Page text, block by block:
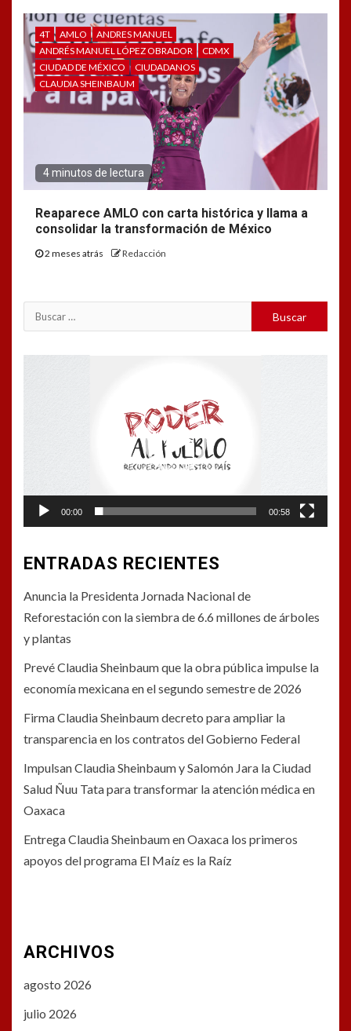
4T AMLO
ANDRES MANUEL
ANDRÉS MANUEL LÓPEZ OBRADOR
CDMX
CIUDAD DE MÉXICO
CIUDADANOS
CLAUDIA SHEINBAUM
4 minutos de lectura
Reaparece AMLO con carta histórica y llama a
consolidar la transformación de México
2 meses atrás Redacción
Buscar:
00:00 00:58
ENTRADAS RECIENTES
Anuncia la Presidenta Jornada Nacional de
Reforestación con la siembra de 6.6 millones de árboles
y plantas
Prevé Claudia Sheinbaum que la obra pública impulse la
economía mexicana en el segundo semestre de 2026
Firma Claudia Sheinbaum decreto para ampliar la
transparencia en los contratos del Gobierno Federal
Impulsan Claudia Sheinbaum y Salomón Jara la Ciudad
Salud Ñuu Tata para transformar la atención médica en
Oaxaca
Entrega Claudia Sheinbaum en Oaxaca los primeros
apoyos del programa El Maíz es la Raíz
ARCHIVOS
agosto 2026
julio 2026